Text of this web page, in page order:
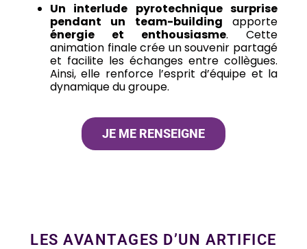
Un interlude pyrotechnique surprise
pendant un team-building apporte
énergie et enthousiasme. Cette
animation finale crée un souvenir partagé
et facilite les échanges entre collègues.
Ainsi, elle renforce l’esprit d’équipe et la
dynamique du groupe.
JE ME RENSEIGNE
LES AVANTAGES D’UN ARTIFICE